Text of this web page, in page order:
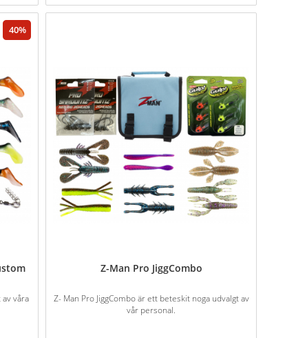
40
våra
Z-Man Pro JiggCombo
Z- Man Pro JiggCombo är ett beteskit noga udvalgt av
vår personal.